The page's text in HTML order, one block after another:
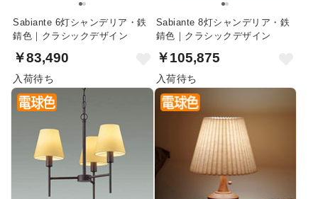
Sabiante 6灯シャンデリア・鉄
錆色｜クラシックデザイン
￥83,490
入荷待ち
Sabiante 8灯シャンデリア・鉄
錆色｜クラシックデザイン
￥105,875
入荷待ち